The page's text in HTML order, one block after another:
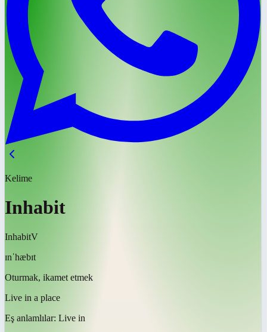
Kelime
Inhabit
InhabitV
ɪnˈhæbɪt
Oturmak, ikamet etmek
Live in a place
Eş anlamlılar: Live in